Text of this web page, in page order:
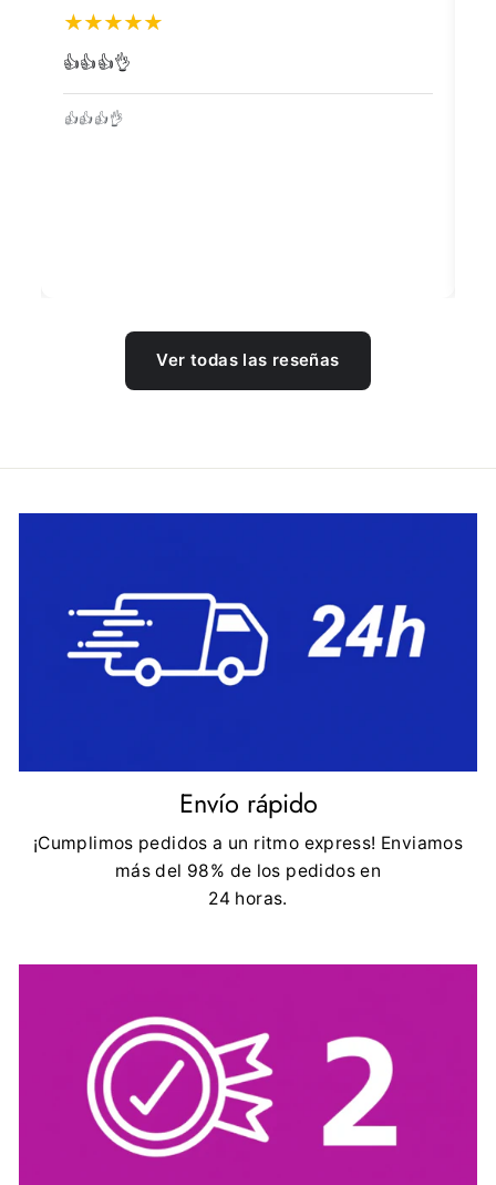
👍👍👍👌
👍👍👍👌
Ver todas las reseñas
Envío rápido
¡Cumplimos pedidos a un ritmo express! Enviamos
más del 98% de los pedidos en
24 horas.